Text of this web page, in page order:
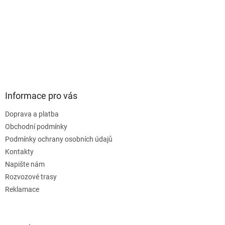
Informace pro vás
Doprava a platba
Obchodní podmínky
Podmínky ochrany osobních údajů
Kontakty
Napište nám
Rozvozové trasy
Reklamace